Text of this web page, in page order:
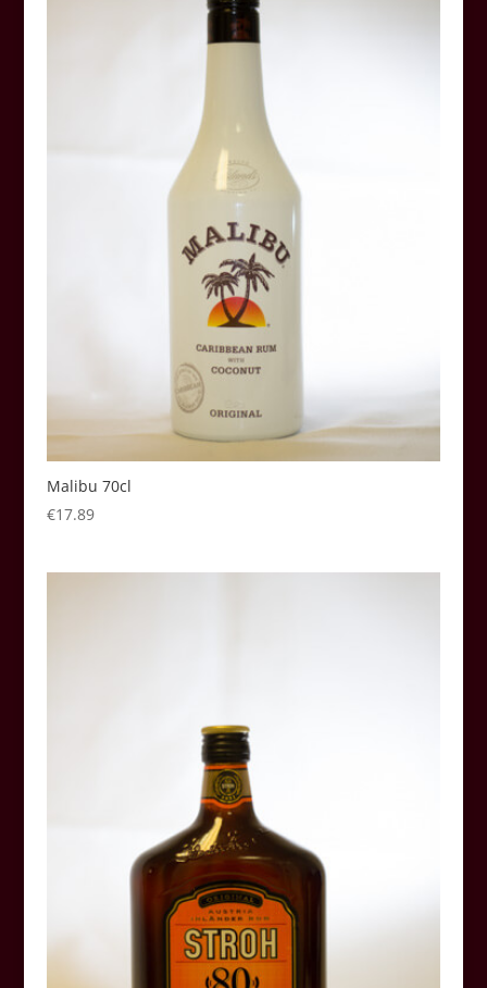
Malibu 70cl
€17.89